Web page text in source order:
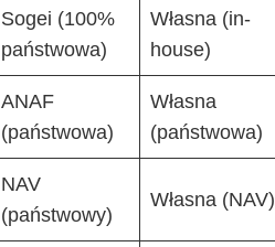
Sogei (100%
państwowa)
Własna (in-
house)
ANAF
(państwowa)
Własna
(państwowa)
NAV
(państwowy)
Własna (NAV)